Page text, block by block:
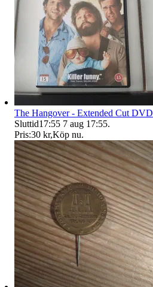
The Hangover - Extended Cut DVD
Sluttid17:55 7 aug 17:55.
Pris:30 kr,Köp nu.